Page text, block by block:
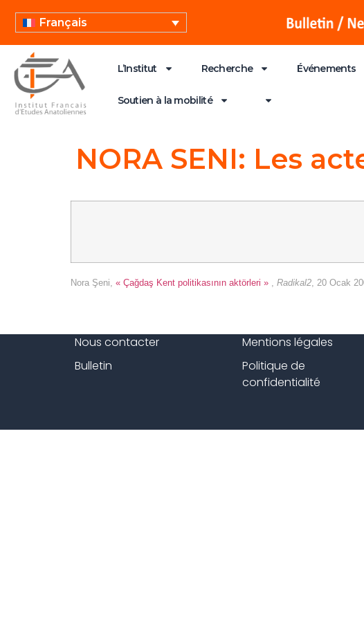
Français
L’Institut Recherche Événements
Soutien à la mobilité
NORA SENI: Les
Nora Şeni, « Çağdaş Kent politikasının aktörleri » Radikal2 , 20 Ocak
Nous contacter
Bulletin
Mentions légales
Politique de
confidentialité